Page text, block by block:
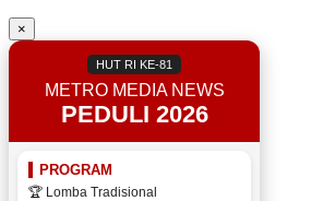
×
HUT RI KE-81
METRO MEDIA NEWS
PEDULI 2026
PROGRAM
🏆 Lomba Tradisional